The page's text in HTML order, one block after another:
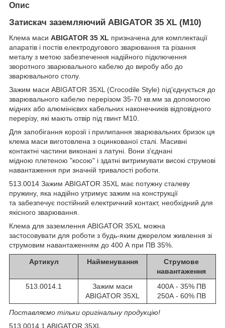
Опис
Затискач заземляючий ABIGATOR 35 XL (М10)
Клема маси ABIGATOR 35 XL призначена для комплектації
апаратів і постів електродугового зварювання та різання
металу з метою забезпечення надійного підключення
зворотного зварювального кабелю до виробу або до
зварювального столу.
Зажим маси ABIGATOR 35XL (Crocodile Style) під'єднується до
зварювального кабелю перерізом 35-70 кв.мм за допомогою
мідних або алюмінієвих кабельних наконечників відповідного
перерізу, які мають отвір під гвинт М10.
Для запобігання корозії і прилипання зварювальних бризок ця
клема маси виготовлена з оцинкованої сталі. Масивні
контактні частини виконані з латуні. Вони з'єднані
мідною плетеною "косою" і здатні витримувати високі струмові
навантаження при значній тривалості роботи.
51З.0014 Зажим ABIGATOR 35XL
має потужну сталеву
пружину, яка надійно утримує зажим на конструкції
та забезпечує постійний електричний контакт, необхідний для
якісного зварювання.
Клема для заземлення ABIGATOR 35XL можна
застосовувати для роботи з будь-яким джерелом живлення зі
струмовим навантаженням до 400 А при ПВ 35%.
Артикул Найменування
Струмове
навантаження
513.0014.1
Зажим маси
ABIGATOR 35XL
400А - 35% ПВ
250А - 60% ПВ
Поставляємо тільки оригінальну продукцію!
513.0014.1 ABIGATOR 35XL